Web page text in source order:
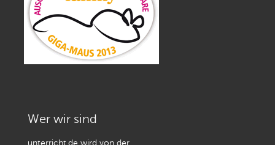
Wer wir sind
unterricht.de wird von der